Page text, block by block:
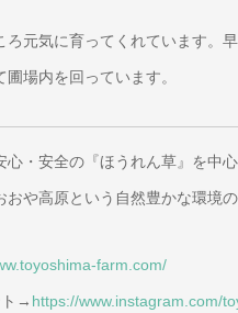
ろ元気に育ってくれています。
場内を回っています。
心・安全の『ほうれん草』を中
おや高原という自然豊かな環境
farm.com/
ト→ https://www.instagram.com/